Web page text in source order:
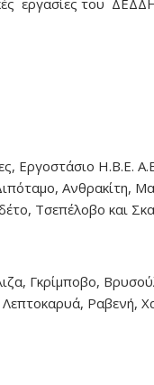
εργασίες του
Εργοστάσιο Η.Β.Ε.
Ανθρακίτη,
Τσεπέλοβο και
Γκρίμποβο,
Ραβενή,